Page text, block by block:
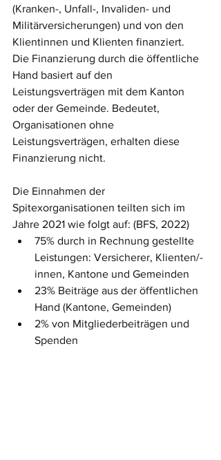
(Kranken-, Unfall-, Invaliden- und
Militärversicherungen) und von den
Klientinnen und Klienten finanziert.
Die Finanzierung durch die öffentliche
Hand basiert auf den
Leistungsverträgen mit dem Kanton
oder der Gemeinde. Bedeutet,
Organisationen ohne
Leistungsverträgen, erhalten diese
Finanzierung nicht.
Die Einnahmen der
Spitexorganisationen teilten sich im
Jahre 2021 wie folgt auf: (BFS, 2022)
75% durch in Rechnung gestellte
Leistungen: Versicherer, Klienten/-
innen, Kantone und Gemeinden
23% Beiträge aus der öffentlichen
Hand (Kantone, Gemeinden)
2% von Mitgliederbeiträgen und
Spenden